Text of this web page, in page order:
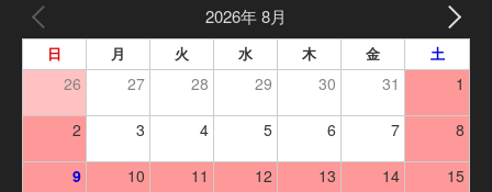
2026年 8月
日 月 火 水 木 金 土
26 27 28 29 30 31 1
2 3 4 5 6 7 8
9 10 11 12 13 14 15